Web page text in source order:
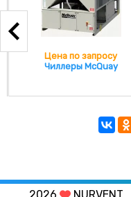
Цена по запросу
Чиллеры McQuay